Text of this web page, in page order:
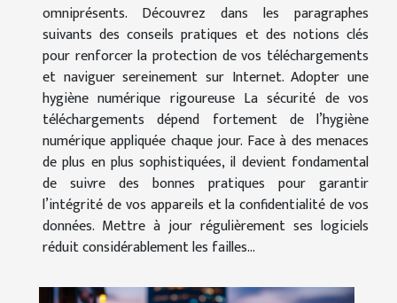
omniprésents. Découvrez dans les paragraphes
suivants des conseils pratiques et des notions clés
pour renforcer la protection de vos téléchargements
et naviguer sereinement sur Internet. Adopter une
hygiène numérique rigoureuse La sécurité de vos
téléchargements dépend fortement de l’hygiène
numérique appliquée chaque jour. Face à des menaces
de plus en plus sophistiquées, il devient fondamental
de suivre des bonnes pratiques pour garantir
l’intégrité de vos appareils et la confidentialité de vos
données. Mettre à jour régulièrement ses logiciels
réduit considérablement les failles...